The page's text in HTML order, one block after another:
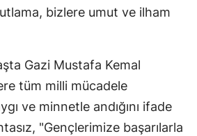
Erzurum
Gaziantep
Giresun
Gümüşhane
bizlere umut ve ilham
Gazi Mustafa Kemal
tüm milli mücadele
ve minnetle andığını ifade
"Gençlerimize başarılarla